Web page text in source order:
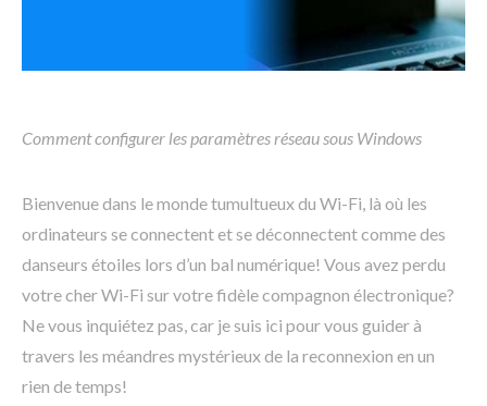
Comment configurer les paramètres réseau sous Windows
Bienvenue dans le monde tumultueux du Wi-Fi, là où les
ordinateurs se connectent et se déconnectent comme des
danseurs étoiles lors d’un bal numérique! Vous avez perdu
votre cher Wi-Fi sur votre fidèle compagnon électronique?
Ne vous inquiétez pas, car je suis ici pour vous guider à
travers les méandres mystérieux de la reconnexion en un
rien de temps!